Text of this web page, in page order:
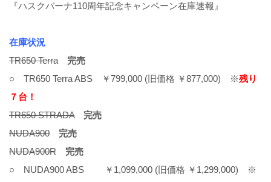
『ハスクバーナ110周年記念キャンペーン在庫速報』
在庫状況
TR650 Terra
完売
○ TR650 Terra ABS ￥799,000 (旧価格 ￥877,000) ※残り
７台！
TR650 STRADA
完売
NUDA900
完売
NUDA900R
完売
○ NUDA900 ABS ￥1,099,000 (旧価格 ￥1,299,000) ※